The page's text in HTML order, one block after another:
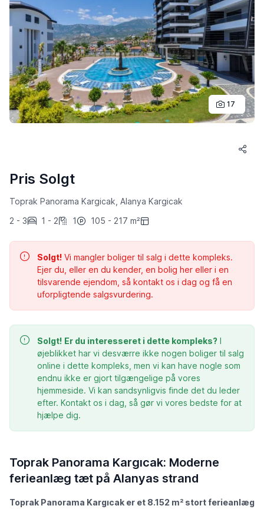
17
Pris Solgt
Toprak Panorama Kargicak, Alanya Kargicak
2 - 3
1 - 2 1 105 - 217 m²
Solgt! Vi mangler boliger til salg i dette kompleks.
Ejer du, eller en du kender, en bolig her eller i en
tilsvarende ejendom, så kontakt os i dag og få en
uforpligtende salgsvurdering.
Solgt! Er du interesseret i dette kompleks? I
øjeblikket har vi desværre ikke nogen boliger til salg
online i dette kompleks, men vi kan have nogle som
endnu ikke er gjort tilgængelige på vores
hjemmeside. Vi kan sandsynligvis finde det du leder
efter. Kontakt os i dag, så gør vi vores bedste for at
hjælpe dig.
Toprak Panorama Kargıcak: Moderne
ferieanlæg tæt på Alanyas strand
Toprak Panorama Kargıcak er et 8.152 m² stort ferieanlæg